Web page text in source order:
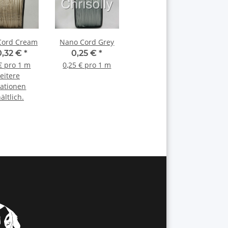
Cream
€ *
pro 1 m
Nano Cord Grey
0,25 €*
0,25 € pro 1 m